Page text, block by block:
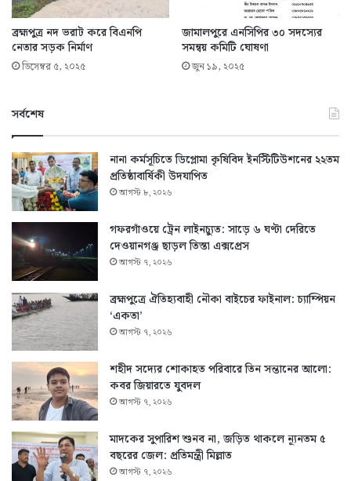
ব্রহ্মপুত্র নদ ভরাট করে বিএনপি
নেতার সড়ক নির্মাণ
ডিসেম্বর ৫, ২০২৫
জামালপুরে এনসিপির ৩০ সদস্যের
সমন্বয় কমিটি ঘোষণা
জুন ১৯, ২০২৫
সর্বশেষ
নানা কর্মসূচিতে ডিপ্লোমা কৃষিবিদ ইনস্টিটিউশনের ২২তম
প্রতিষ্ঠাবার্ষিকী উদযাপিত
আগস্ট ৮, ২০২৬
গফরগাঁওয়ে ট্রেন লাইনচ্যুত: সাড়ে ৬ ঘণ্টা দেরিতে
দেওয়ানগঞ্জ ছাড়ল তিস্তা এক্সপ্রেস
আগস্ট ৭, ২০২৬
ব্রহ্মপুত্রে ঐতিহ্যবাহী নৌকা বাইচের ফাইনাল: চ্যাম্পিয়ন
‘একতা’
আগস্ট ৭, ২০২৬
শহীদ সদ্যের শোকাহত পরিবারে তিন সন্তানের আলো:
কবর জিয়ারতে যুবদল
আগস্ট ৭, ২০২৬
মাদকের সুপারিশ শুনব না, জড়িত থাকলে ন্যূনতম ৫
বছরের জেল: প্রতিমন্ত্রী মিল্লাত
আগস্ট ৭, ২০২৬